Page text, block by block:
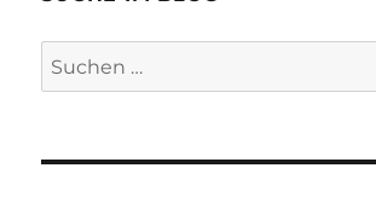
Suchen
nach: